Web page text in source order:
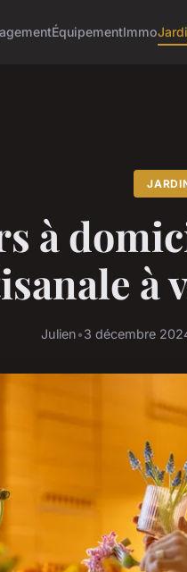
ÉquipementImmo
à
à
Julien•3 décembre